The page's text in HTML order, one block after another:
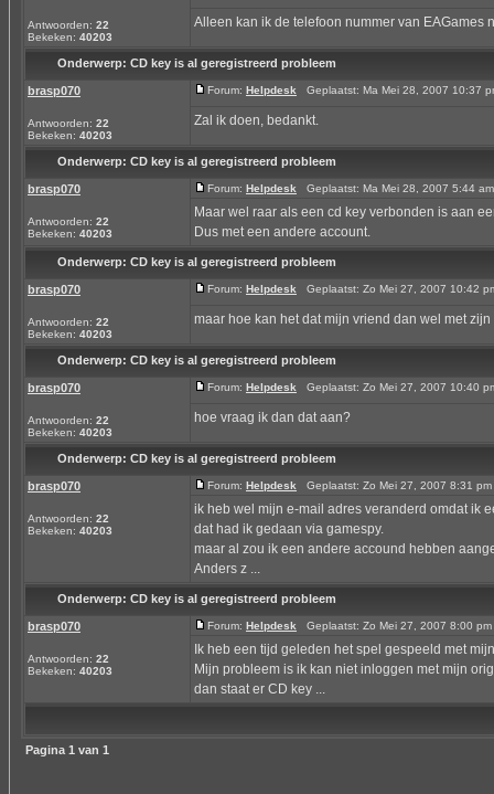
Antwoorden: 22
Bekeken: 40203
Alleen kan ik de telefoon nummer van EAGames
Onderwerp: CD key is al geregistreerd probleem
brasp070
Antwoorden: 22
Bekeken: 40203
Forum: Helpdesk Geplaatst: Ma Mei 28, 2007 10:37
Zal ik doen, bedankt.
Onderwerp: CD key is al geregistreerd probleem
brasp070
Antwoorden: 22
Bekeken: 40203
Forum: Helpdesk Geplaatst: Ma Mei 28, 2007 5:44
Maar wel raar als een cd key verbonden is aan
Dus met een andere account.
Onderwerp: CD key is al geregistreerd probleem
brasp070
Antwoorden: 22
Bekeken: 40203
Forum: Helpdesk Geplaatst: Zo Mei 27, 2007 10:42
maar hoe kan het dat mijn vriend dan wel met
Onderwerp: CD key is al geregistreerd probleem
brasp070
Antwoorden: 22
Bekeken: 40203
Forum: Helpdesk Geplaatst: Zo Mei 27, 2007 10:40
hoe vraag ik dan dat aan?
Onderwerp: CD key is al geregistreerd probleem
brasp070
Antwoorden: 22
Bekeken: 40203
Forum: Helpdesk Geplaatst: Zo Mei 27, 2007 8:31
ik heb wel mijn e-mail adres veranderd omdat ik
dat had ik gedaan via gamespy.
maar al zou ik een andere accound hebben
Anders z ...
Onderwerp: CD key is al geregistreerd probleem
brasp070
Antwoorden: 22
Bekeken: 40203
Forum: Helpdesk Geplaatst: Zo Mei 27, 2007 8:00
Ik heb een tijd geleden het spel gespeeld met
Mijn probleem is ik kan niet inloggen met mijn
dan staat er CD key ...
Pagina 1 van 1